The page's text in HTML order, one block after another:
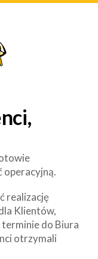
operacyjną.
realizację
Klientów,
do Biura
otrzymali